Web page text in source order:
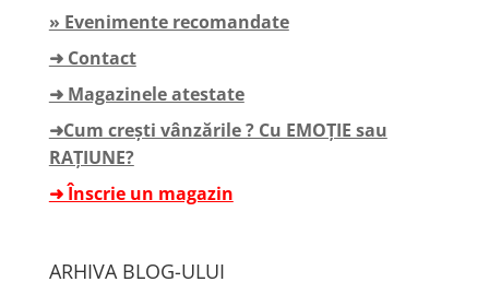
» Evenimente recomandate
➜ Contact
➜ Magazinele atestate
➜Cum crești vânzările ? Cu EMOȚIE sau
RAȚIUNE?
➜ Înscrie un magazin
ARHIVA BLOG-ULUI